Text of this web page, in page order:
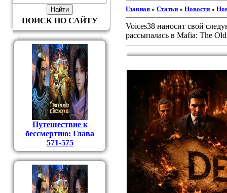
ПОИСК ПО САЙТУ
Путешествие к
бессмертию: Глава
571-575
Главная » Статьи » Новости »
Voices38 наносит свой
рассыпалась в Mafia: The